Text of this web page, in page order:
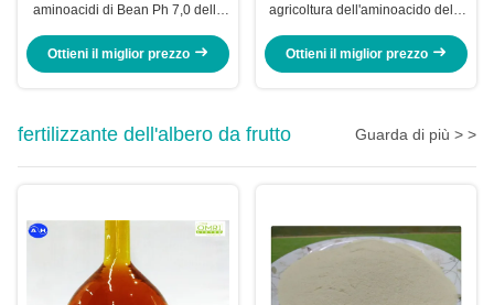
aminoacidi di Bean Ph 7,0 della
Ottieni il miglior prezzo
agricoltura dell'aminoacido della
Ottieni il miglior prezzo
fertilizzante dell'albero da frutto Guarda di più > >